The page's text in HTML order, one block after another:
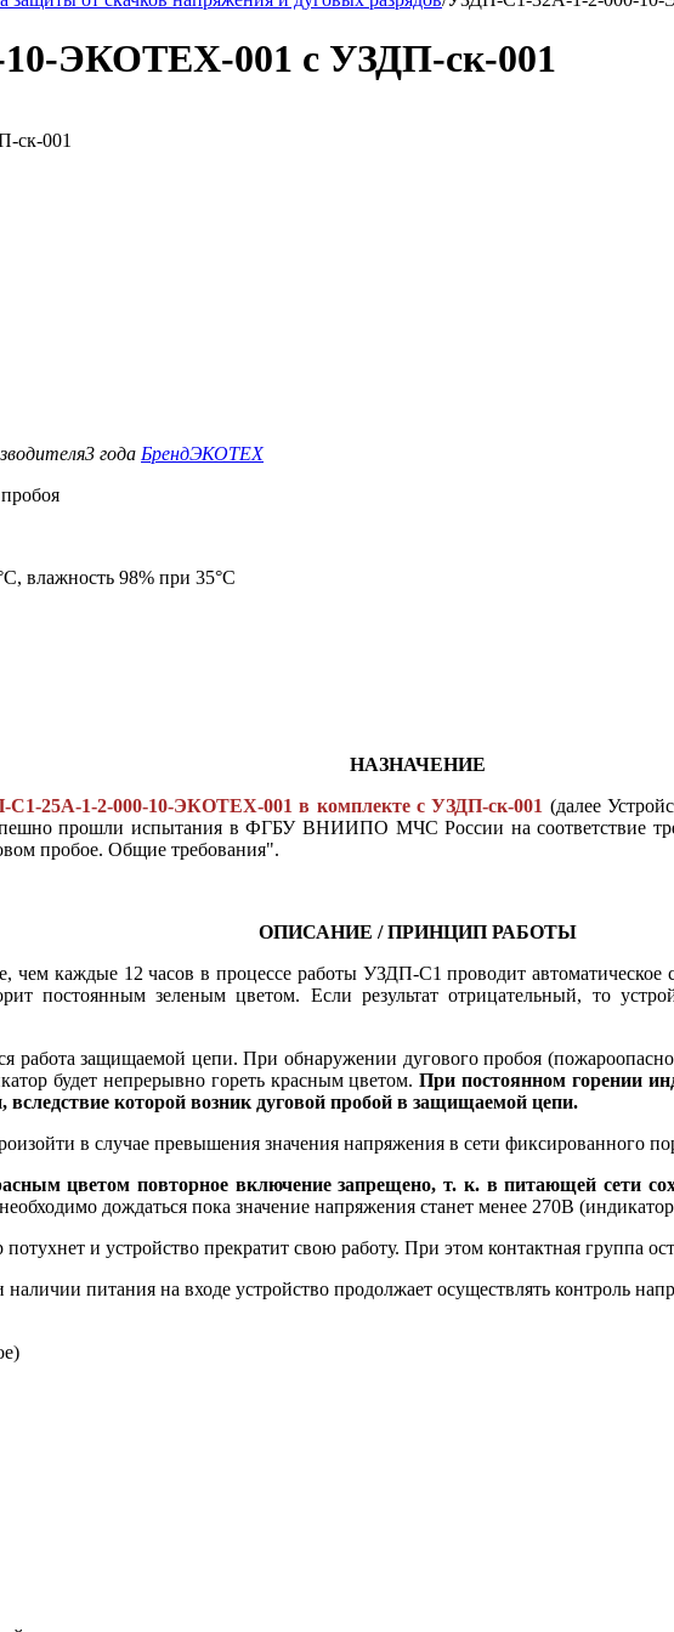
ЭКОТЕХ-001 с УЗДП-ск-001
ск-001
3 года БрендЭКОТЕХ
влажность 98% при 35°C
НАЗНАЧЕНИЕ
С1-25А-1-2-000-10-ЭКОТЕХ-001 в комплекте с УЗДП-ск-001 (далее
прошли испытания в ФГБУ ВНИИПО МЧС России на соответствие
пробое. Общие требования".
ОПИСАНИЕ / ПРИНЦИП РАБОТЫ
чем каждые 12 часов в процессе работы УЗДП-С1 проводит автоматическое
постоянным зеленым цветом. Если результат отрицательный, то
работа защищаемой цепи. При обнаружении дугового пробоя
будет непрерывно гореть красным цветом.При постоянном горении
которой возник дуговой пробой в защищаемой цепи.
в случае превышения значения напряжения в сети фиксированного
цветом повторное включение запрещено, т. к. в питающей сети
дождаться пока значение напряжения станет менее 270В
и устройство прекратит свою работу. При этом контактная группа
питания на входе устройство продолжает осуществлять контроль